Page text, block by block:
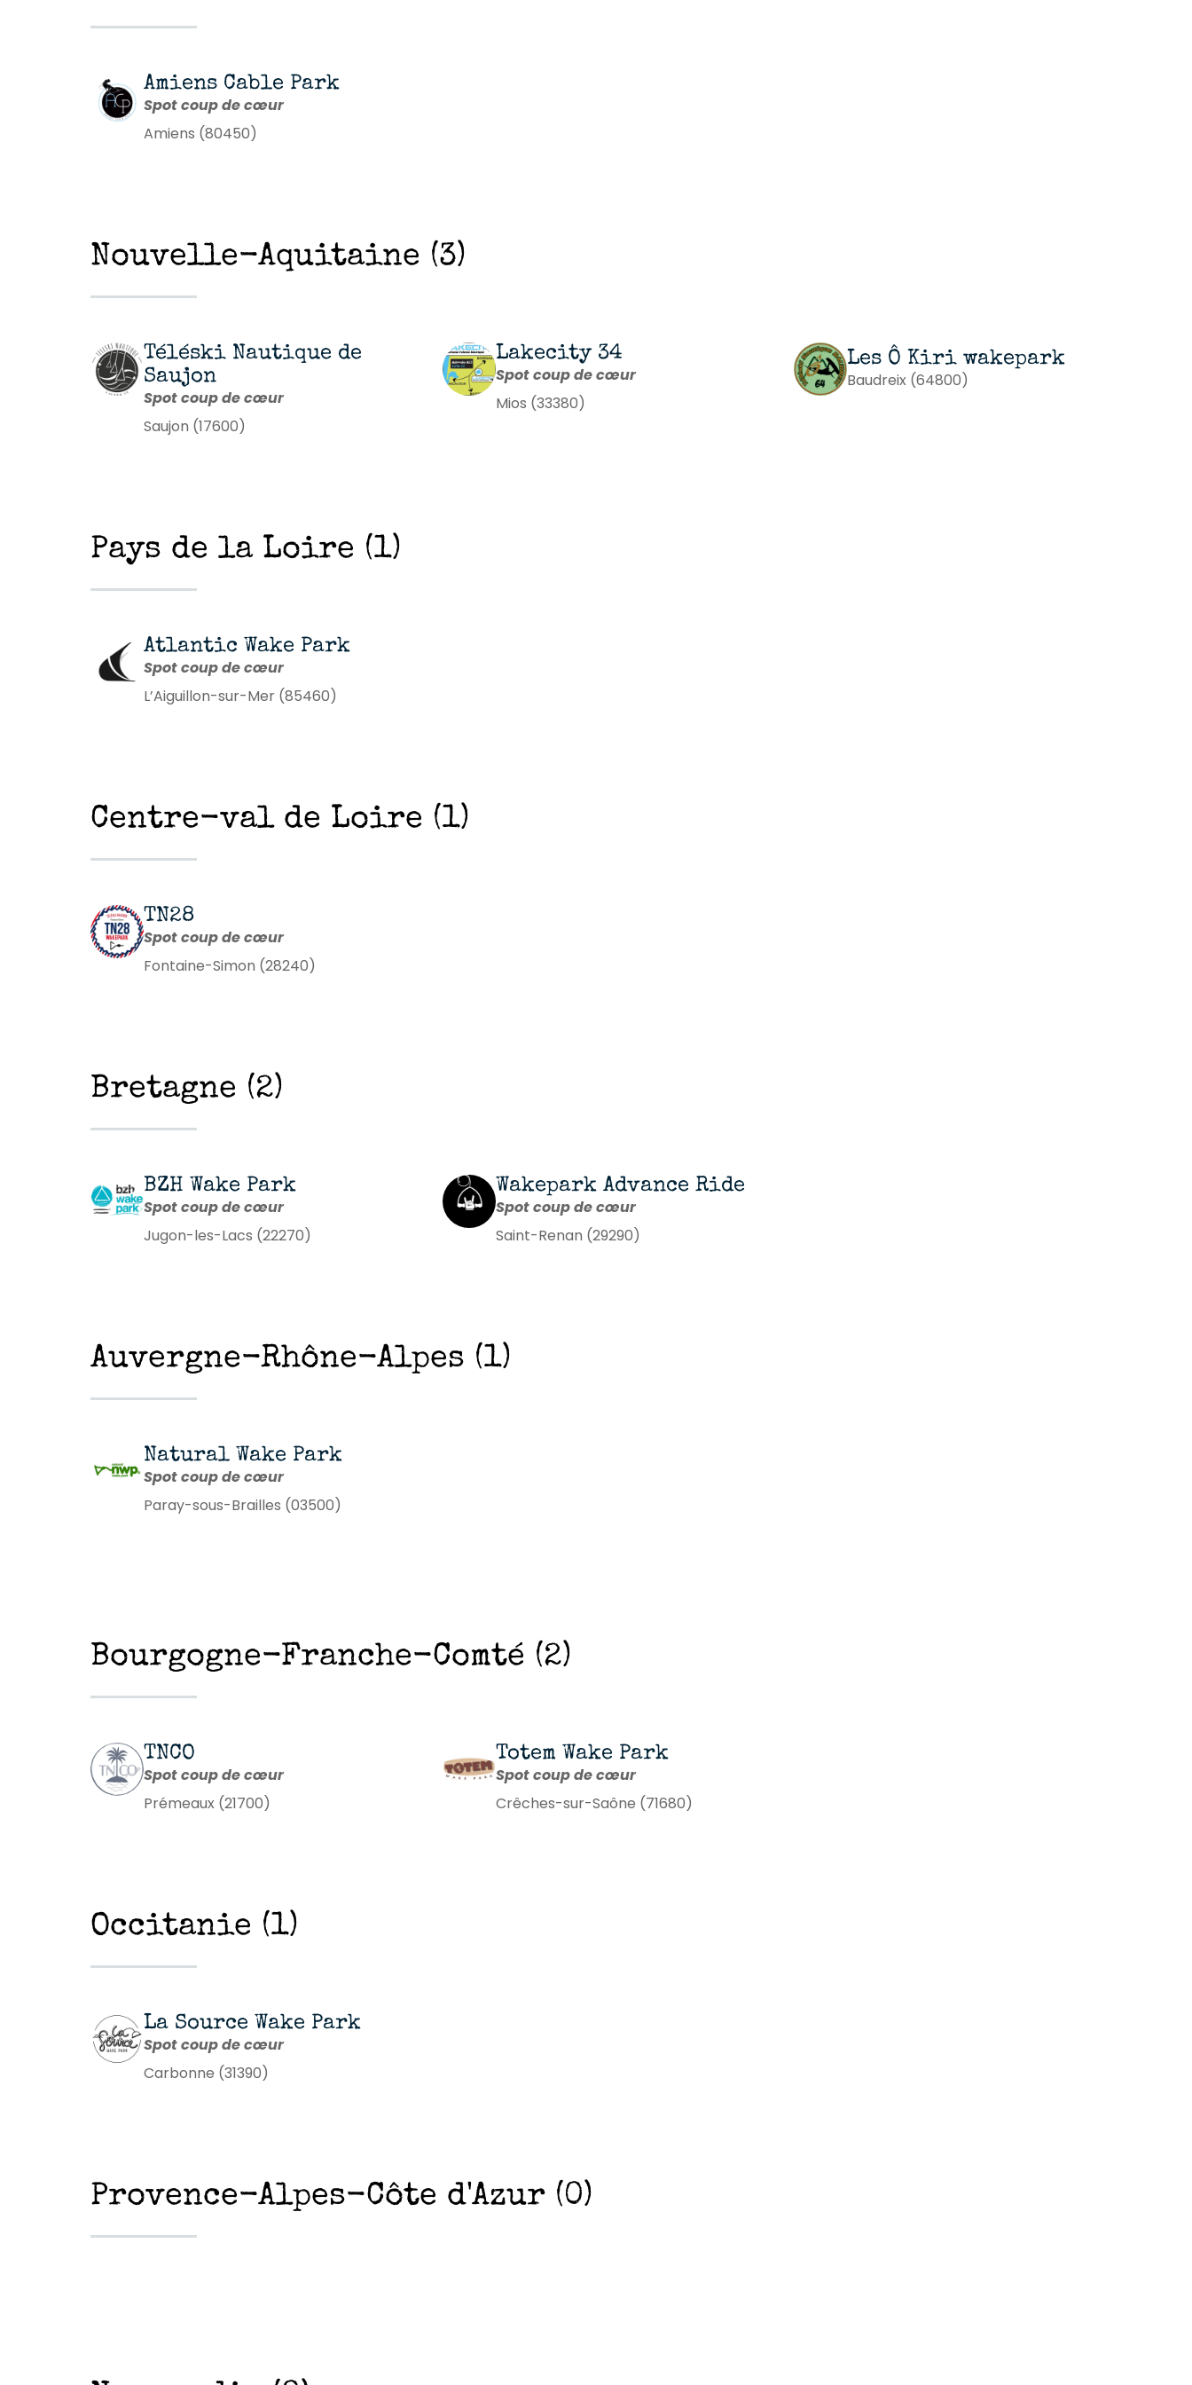
Amiens Cable Park
Spot coup de cœur
Amiens (80450)
Nouvelle-Aquitaine (3)
Téléski Nautique de
Saujon
Spot coup de cœur
Saujon (17600)
Lakecity 34
Spot coup de cœur
Mios (33380)
Les Ô Kiri wakepark
Baudreix (64800)
Pays de la Loire (1)
Atlantic Wake Park
Spot coup de cœur
L’Aiguillon-sur-Mer (85460)
Centre-val de Loire (1)
TN28
Spot coup de cœur
Fontaine-Simon (28240)
Bretagne (2)
BZH Wake Park
Spot coup de cœur
Jugon-les-Lacs (22270)
Wakepark Advance Ride
Spot coup de cœur
Saint-Renan (29290)
Auvergne-Rhône-Alpes (1)
Natural Wake Park
Spot coup de cœur
Paray-sous-Brailles (03500)
Bourgogne-Franche-Comté (2)
TNCO
Spot coup de cœur
Prémeaux (21700)
Totem Wake Park
Spot coup de cœur
Crêches-sur-Saône (71680)
Occitanie (1)
La Source Wake Park
Spot coup de cœur
Carbonne (31390)
Provence-Alpes-Côte d'Azur (0)